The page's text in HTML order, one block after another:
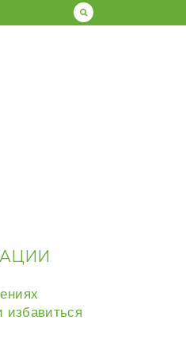
избавиться